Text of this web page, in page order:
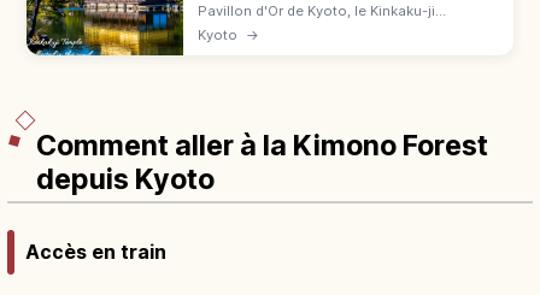
Pavillon d'Or de Kyoto, le Kinkaku-ji
(UNESCO) éblouit avec ses 3 étages dorés
reflétés dans l'étang. Tarifs, horaires, accès
Kyoto →
Comment aller à la Kimono Forest
depuis Kyoto
Accès en train